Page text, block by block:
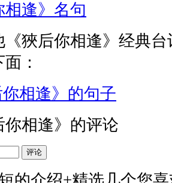
相逢》名句
《狹后你相逢》经典
：
相逢》的句子
你相逢》的评论
评论